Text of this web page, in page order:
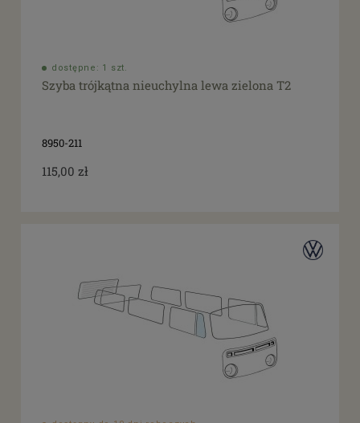
dostępne: 1 szt.
Szyba trójkątna nieuchylna lewa zielona T2
8950-211
115,00 zł